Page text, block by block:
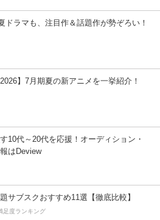
ドラマも、注目作＆話題作が勢ぞろい！
2026】7月期夏の新アニメを一挙紹介！
10代～20代を応援！オーディション・
はDeview
サブスクおすすめ11選【徹底比較】
足度ランキング